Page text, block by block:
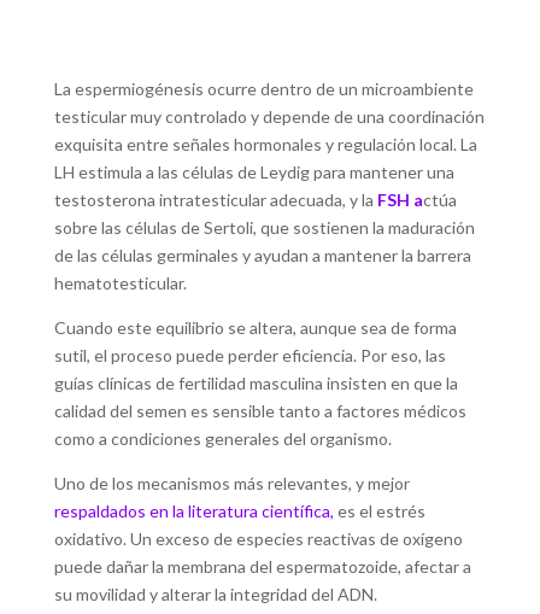
La espermiogénesis ocurre dentro de un microambiente
testicular muy controlado y depende de una coordinación
exquisita entre señales hormonales y regulación local. La
LH estimula a las células de Leydig para mantener una
testosterona intratesticular adecuada, y la FSH actúa
sobre las células de Sertoli, que sostienen la maduración
de las células germinales y ayudan a mantener la barrera
hematotesticular.
Cuando este equilibrio se altera, aunque sea de forma
sutil, el proceso puede perder eficiencia. Por eso, las
guías clínicas de fertilidad masculina insisten en que la
calidad del semen es sensible tanto a factores médicos
como a condiciones generales del organismo.
Uno de los mecanismos más relevantes, y mejor
respaldados en la literatura científica, es el estrés
oxidativo. Un exceso de especies reactivas de oxígeno
puede dañar la membrana del espermatozoide, afectar a
su movilidad y alterar la integridad del ADN.